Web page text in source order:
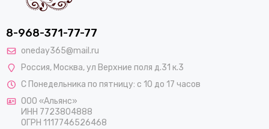
8-968-371-77-77
oneday365@mail.ru
Россия, Москва,ул Верхние поля д.31 к.3
С Понедельника по пятницу: с 10 до 17 часов
ООО «Альянс»
ИНН 7723804888
ОГРН 1117746526468